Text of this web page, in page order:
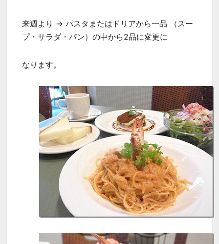
来週より → パスタまたはドリアから一品 （スー
プ・サラダ・パン）の中から2品に変更に
なります。